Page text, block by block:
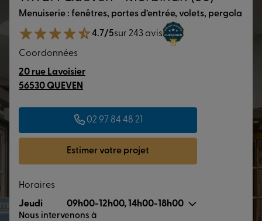
Menuiserie : fenêtres, portes d’entrée, volets, pergola
4.7/5sur 243 avis
Coordonnées
20 rue Lavoisier
56530 QUEVEN
02 97 84 48 21
Estimer votre projet
Horaires
Jeudi
09h00-12h00, 14h00-18h00
Nous intervenons à